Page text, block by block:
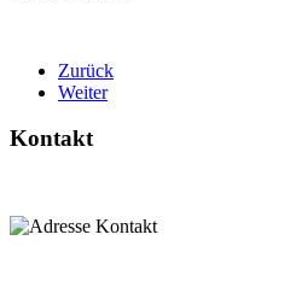
Zurück
Weiter
Kontakt